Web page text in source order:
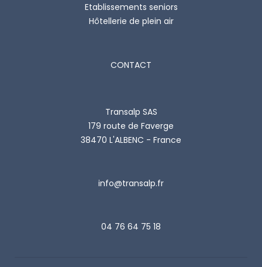
Etablissements seniors
Hôtellerie de plein air
CONTACT
Transalp SAS
179 route de Faverge
38470 L'ALBENC - France
info@transalp.fr
04 76 64 75 18